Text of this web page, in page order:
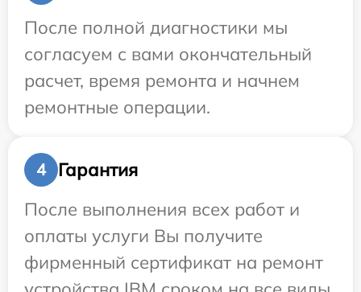
После полной диагностики мы
согласуем с вами окончательный
расчет, время ремонта и начнем
ремонтные операции.
4
Гарантия
После выполнения всех работ и
оплаты услуги Вы получите
фирменный сертификат на ремонт